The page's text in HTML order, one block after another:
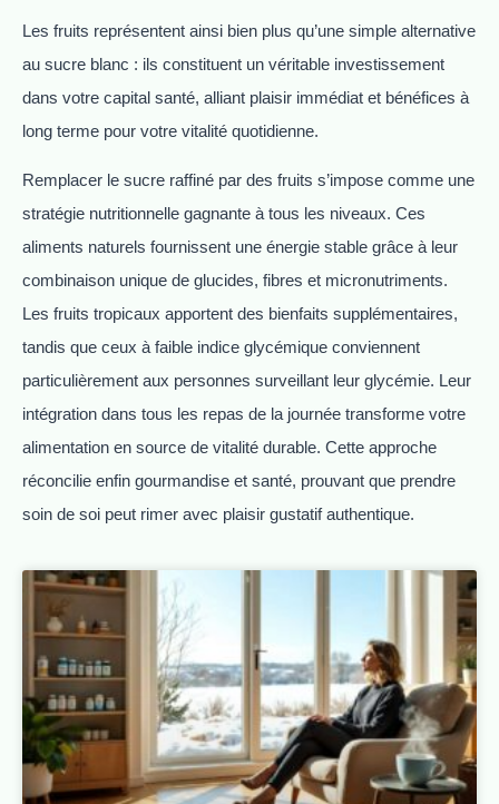
Les fruits représentent ainsi bien plus qu’une simple alternative
au sucre blanc : ils constituent un véritable investissement
dans votre capital santé, alliant plaisir immédiat et bénéfices à
long terme pour votre vitalité quotidienne.
Remplacer le sucre raffiné par des fruits s’impose comme une
stratégie nutritionnelle gagnante à tous les niveaux. Ces
aliments naturels fournissent une énergie stable grâce à leur
combinaison unique de glucides, fibres et micronutriments.
Les fruits tropicaux apportent des bienfaits supplémentaires,
tandis que ceux à faible indice glycémique conviennent
particulièrement aux personnes surveillant leur glycémie. Leur
intégration dans tous les repas de la journée transforme votre
alimentation en source de vitalité durable. Cette approche
réconcilie enfin gourmandise et santé, prouvant que prendre
soin de soi peut rimer avec plaisir gustatif authentique.